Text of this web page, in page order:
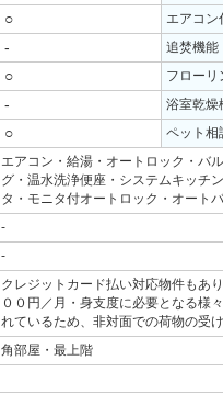
○ エアコン
- 追焚機能
○ フローリ
- 浴室乾燥
○ ペット相
エアコン・給湯・オートロック・バ
グ・温水洗浄便座・システムキッチ
タ・モニタ付オートロック・オート
-
-
クレジットカード払い対応物件もあ
００円／月・身支度に必要となる様
れているため、非対面での荷物の受
角部屋・最上階